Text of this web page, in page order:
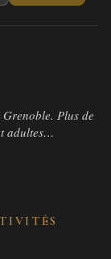
Plus de
adultes…